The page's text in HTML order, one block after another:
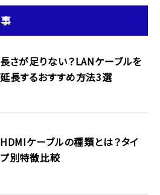
長さが足りない？LANケーブルを
延長するおすすめ方法3選
HDMIケーブルの種類とは？タイ
プ別特徴比較